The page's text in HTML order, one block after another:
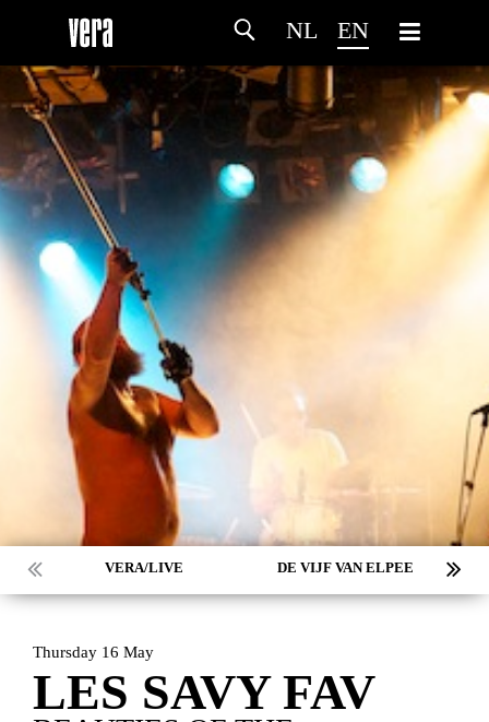
NL EN
VERA/LIVE DE VIJF VAN ELPEE
Thursday 16 May
LES SAVY FAV